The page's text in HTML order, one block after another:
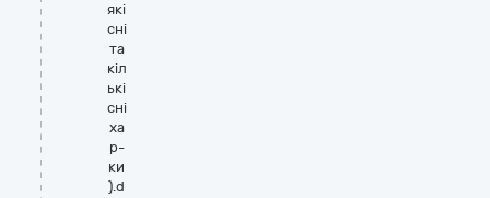
які
сні
та
кіл
ькі
сні
ха
р-
ки
).d